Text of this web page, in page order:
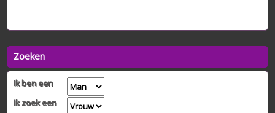
Zoeken
Ik ben een
Ik zoek een